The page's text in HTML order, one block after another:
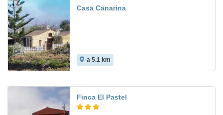
Casa Canarina
a 5.1 km
Finca El Pastel